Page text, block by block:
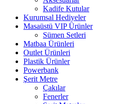
Kadife Kutular
Kurumsal Hediyeler
Masaüstü VIP Ürünler
Sümen Setleri
Matbaa Ürünleri
Outlet Ürünleri
Plastik Ürünler
Powerbank
Şerit Metre
Çakılar
Fenerler